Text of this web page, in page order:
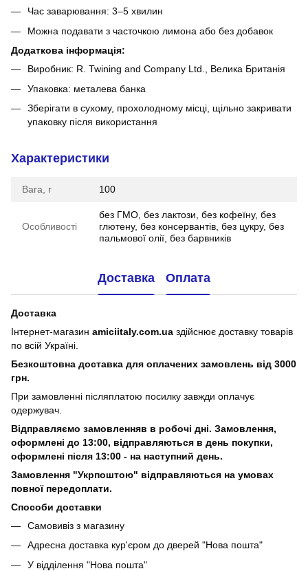
Час заварювання: 3–5 хвилин
Можна подавати з часточкою лимона або без добавок
Додаткова інформація:
Виробник: R. Twining and Company Ltd., Велика Британія
Упаковка: металева банка
Зберігати в сухому, прохолодному місці, щільно закривати
упаковку після використання
Характеристики
Вага, г 100
Особливості
без ГМО, без лактози, без кофеїну, без
глютену, без консервантів, без цукру, без
пальмової олії, без барвників
Доставка Оплата
Доставка
Інтернет-магазин amiciitaly.com.ua здійснює доставку товарів
по всій Україні.
Безкоштовна доставка для оплачених замовлень від 3000
грн.
При замовленні післяплатою посилку завжди оплачує
одержувач.
Відправляємо замовленняв в робочі дні. Замовлення,
оформлені до 13:00, відправляються в день покупки,
оформлені після 13:00 - на наступний день.
Замовлення "Укрпоштою" відправляються на умовах
повної передоплати.
Способи доставки
Самовивіз з магазину
Адресна доставка кур'єром до дверей "Нова пошта"
У відділення "Нова пошта"